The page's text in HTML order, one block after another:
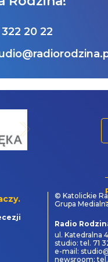
322 20 22
© Katolickie
Grupa
Radio
ul. Katedralna
studio: tel. 71
e-mail:
newsroom: tel.